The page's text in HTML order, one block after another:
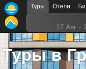
Туры Отели
17 Авг -
Туры в
Главная
Горящие туры
Туры в Турцию